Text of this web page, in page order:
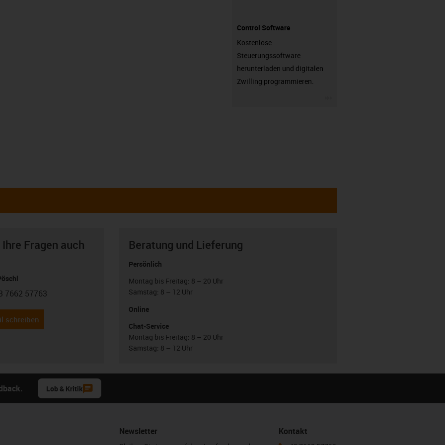
Control Software
Kostenlose
Steuerungssoftware
herunterladen und digitalen
Zwilling programmieren.
Fragen auch
phone
7662 57763
schreiben
Beratung und Lieferung
Persönlich
Montag bis Freitag: 8 – 20 Uhr
Samstag: 8 – 12 Uhr
Online
Chat-Service
Montag bis Freitag: 8 – 20 Uhr
Samstag: 8 – 12 Uhr
Lob & Kritik
Newsletter Kontakt